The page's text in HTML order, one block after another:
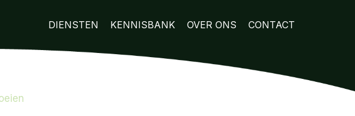
DIENSTEN KENNISBANK OVER ONS CONTACT